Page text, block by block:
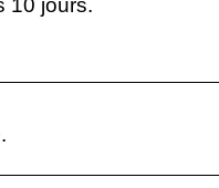
10 jours.